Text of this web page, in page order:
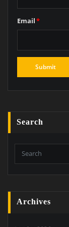
Email*
Search
Archives